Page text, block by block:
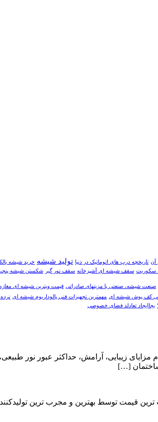
آن تاریخچه درب های اتوماتیک در دنیا تولید شیشه خرید شیشه
سکوریت سقف شیشه ای آشپزخانه سقف نور گیر شکستن شیشه
صنعت شیشه، صنعتی با مزیتهای صادراتی قيمت ویترین شیشه ای
کف پوش شیشه ای مهمترین تجهیزات فنی پالوداریوم شیشه ای
یجاایجاد تعادلد فضای خصوصی
زیبایی، آرامش، حداکثر عبور نور
[…]